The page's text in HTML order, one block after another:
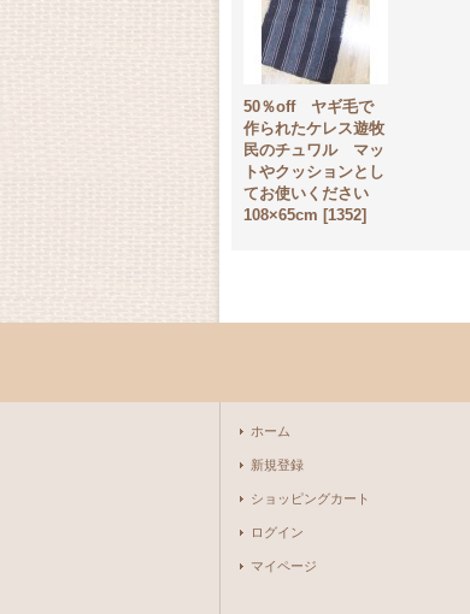
50％off ヤギ毛で
作られたケレス遊牧
民のチュワル マッ
トやクッションとし
てお使いください
108×65cm [1352]
ホーム
新規登録
ショッピングカート
ログイン
マイページ